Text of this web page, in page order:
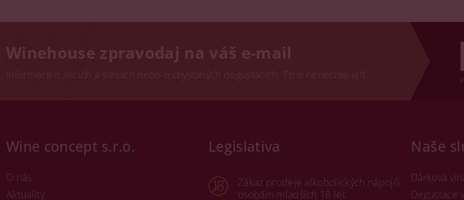
Winehouse zpravodaj na váš e-mail
Informace o akcích a slevách nebo o chystaných degustacích. To si nenechte ujít.
Wine concept s.r.o.
O nás
Aktuality
Legislativa
Zákaz prodeje alkoholických nápojů
osobám mladších 18 let.
Naše
Dárková
Degustace